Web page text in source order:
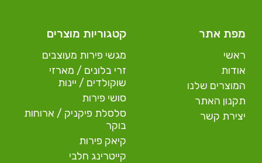
מפת אתר
ראשי
אודות
המוצרים שלנו
תקנון האתר
יצירת קשר
קטגוריות מוצרים
מגשי פירות מעוצבים
זרי בלונים / מארזי
שוקולדים / יינות
סושי פירות
סלסלת פיקניק / ארוחות
בוקר
קיאק פירות
קייטרינג חלבי